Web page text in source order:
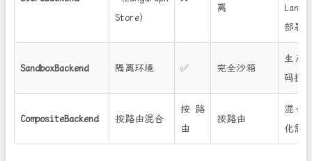
Store）
离
部署
SandboxBackend 隔离环境 ✅ 完全沙箱
生产
码执
CompositeBackend 按路由混合
按路
由
按路由
混合
化需